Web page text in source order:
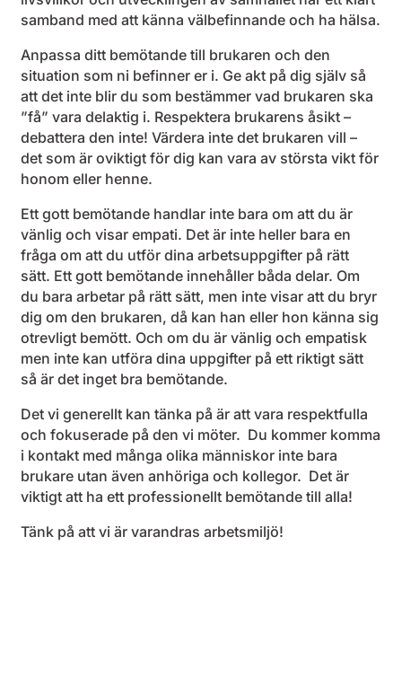
samband med att känna välbefinnande och ha hälsa.
Anpassa ditt bemötande till brukaren och den
situation som ni befinner er i. Ge akt på dig själv så
att det inte blir du som bestämmer vad brukaren ska
”få” vara delaktig i. Respektera brukarens åsikt –
debattera den inte! Värdera inte det brukaren vill –
det som är oviktigt för dig kan vara av största vikt för
honom eller henne.
Ett gott bemötande handlar inte bara om att du är
vänlig och visar empati. Det är inte heller bara en
fråga om att du utför dina arbetsuppgifter på rätt
sätt. Ett gott bemötande innehåller båda delar. Om
du bara arbetar på rätt sätt, men inte visar att du bryr
dig om den brukaren, då kan han eller hon känna sig
otrevligt bemött. Och om du är vänlig och empatisk
men inte kan utföra dina uppgifter på ett riktigt sätt
så är det inget bra bemötande.
Det vi generellt kan tänka på är att vara respektfulla
och fokuserade på den vi möter. Du kommer komma
i kontakt med många olika människor inte bara
brukare utan även anhöriga och kollegor. Det är
viktigt att ha ett professionellt bemötande till alla!
Tänk på att vi är varandras arbetsmiljö!